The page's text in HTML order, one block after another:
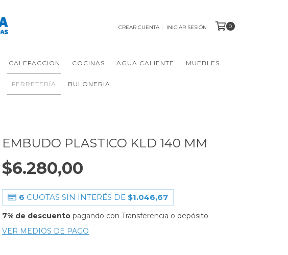
CREAR CUENTA INICIAR SESIÓN 0
CALEFACCION COCINAS AGUA CALIENTE MUEBLES
FERRETERÍA BULONERIA
EMBUDO PLASTICO KLD 140 MM
$6.280,00
6 CUOTAS SIN INTERÉS DE $1.046,67
7% de descuento pagando con Transferencia o depósito
VER MEDIOS DE PAGO